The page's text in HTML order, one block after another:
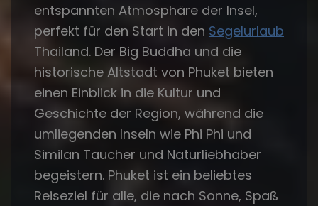
entspannten Atmosphäre der Insel,
perfekt für den Start in den Segelurlaub
Thailand. Der Big Buddha und die
historische Altstadt von Phuket bieten
einen Einblick in die Kultur und
Geschichte der Region, während die
umliegenden Inseln wie Phi Phi und
Similan Taucher und Naturliebhaber
begeistern. Phuket ist ein beliebtes
Reiseziel für alle, die nach Sonne, Spaß